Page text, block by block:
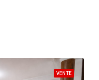
VENTE